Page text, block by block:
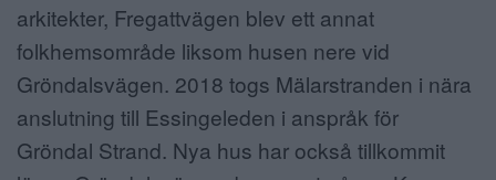
arkitekter, Fregattvägen blev ett annat
folkhemsområde liksom husen nere vid
Gröndalsvägen. 2018 togs Mälarstranden i nära
anslutning till Essingeleden i anspråk för
Gröndal Strand. Nya hus har också tillkommit